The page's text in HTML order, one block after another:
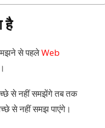
है
से पहलेWeb
से नहीं समझेंगे तब तक
से नहीं समझ पाएंगे।